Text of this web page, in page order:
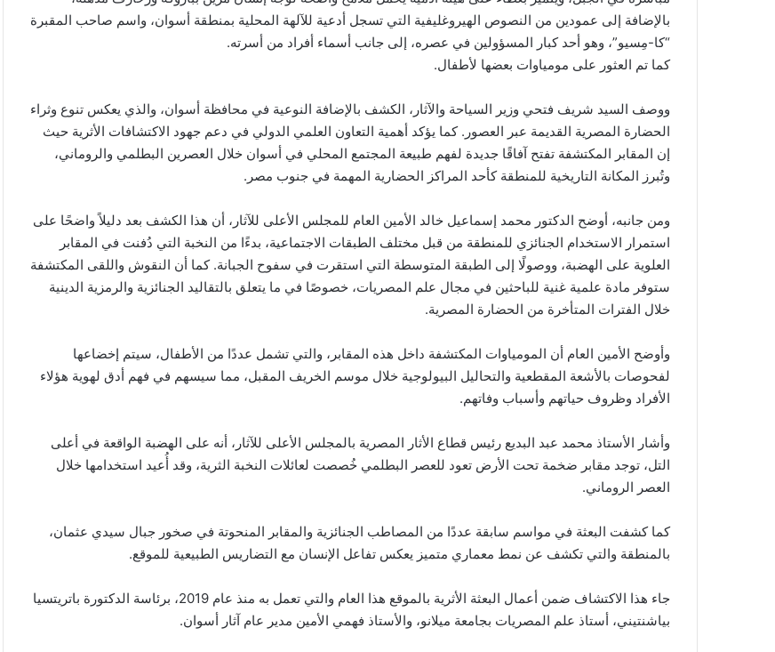
بالإضافة إلى عمودين من النصوص الهيروغليفية التي تسجل أدعية للآلهة المحلية بمنطقة أسوان، واسم صاحب المقبرة
“كا-مِسيو”، وهو أحد كبار المسؤولين في عصره، إلى جانب أسماء أفراد من أسرته.
كما تم العثور على مومياوات بعضها لأطفال.
ووصف السيد شريف فتحي وزير السياحة والآثار، الكشف بالإضافة النوعية في محافظة أسوان، والذي يعكس تنوع وثراء
الحضارة المصرية القديمة عبر العصور. كما يؤكد أهمية التعاون العلمي الدولي في دعم جهود الاكتشافات الأثرية حيث
إن المقابر المكتشفة تفتح آفاقًا جديدة لفهم طبيعة المجتمع المحلي في أسوان خلال العصرين البطلمي والروماني،
وتُبرز المكانة التاريخية للمنطقة كأحد المراكز الحضارية المهمة في جنوب مصر.
ومن جانبه، أوضح الدكتور محمد إسماعيل خالد الأمين العام للمجلس الأعلى للآثار، أن هذا الكشف بعد دليلاً واضحًا على
استمرار الاستخدام الجنائزي للمنطقة من قبل مختلف الطبقات الاجتماعية، بدءًا من النخبة التي دُفنت في المقابر
العلوية على الهضبة، ووصولًا إلى الطبقة المتوسطة التي استقرت في سفوح الجبانة. كما أن النقوش واللقى المكتشفة
ستوفر مادة علمية غنية للباحثين في مجال علم المصريات، خصوصًا في ما يتعلق بالتقاليد الجنائزية والرمزية الدينية
خلال الفترات المتأخرة من الحضارة المصرية.
وأوضح الأمين العام أن المومياوات المكتشفة داخل هذه المقابر، والتي تشمل عددًا من الأطفال، سيتم إخضاعها
لفحوصات بالأشعة المقطعية والتحاليل البيولوجية خلال موسم الخريف المقبل، مما سيسهم في فهم أدق لهوية هؤلاء
الأفراد وظروف حياتهم وأسباب وفاتهم.
وأشار الأستاذ محمد عبد البديع رئيس قطاع الأثار المصرية بالمجلس الأعلى للآثار، أنه على الهضبة الواقعة في أعلى
التل، توجد مقابر ضخمة تحت الأرض تعود للعصر البطلمي خُصصت لعائلات النخبة الثرية، وقد أُعيد استخدامها خلال
العصر الروماني.
كما كشفت البعثة في مواسم سابقة عددًا من المصاطب الجنائزية والمقابر المنحوتة في صخور جبال سيدي عثمان،
بالمنطقة والتي تكشف عن نمط معماري متميز يعكس تفاعل الإنسان مع التضاريس الطبيعية للموقع.
جاء هذا الاكتشاف ضمن أعمال البعثة الأثرية بالموقع هذا العام والتي تعمل به منذ عام 2019، برئاسة الدكتورة باتريتسيا
بياشنتيني، أستاذ علم المصريات بجامعة ميلانو، والأستاذ فهمي الأمين مدير عام آثار أسوان.